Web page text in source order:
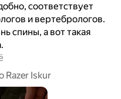
соответствует
и вертебрологов.
спины, а вот такая
Razer Iskur